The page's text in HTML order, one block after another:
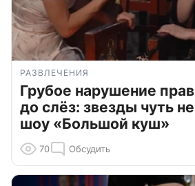
РАЗВЛЕЧЕНИЯ
Грубое нарушение
до слёз: звезды чуть
шоу «Большой куш»
70 Обсудить